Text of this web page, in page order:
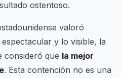
ostentoso.
valoró
y lo visible, la
consideró que la mejor
. Esta contención no es una